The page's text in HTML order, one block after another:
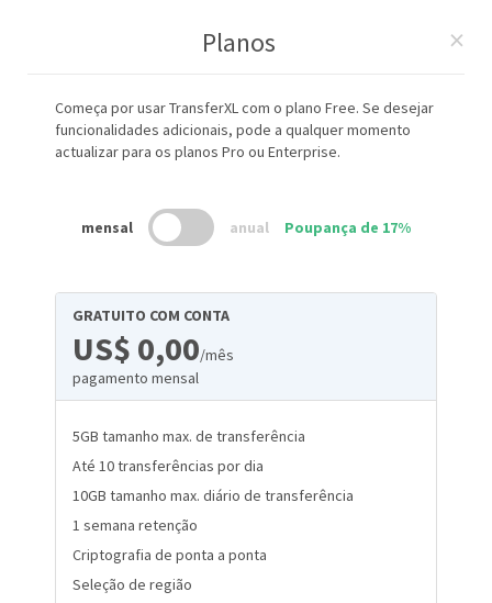
×
Planos
Começa por usar TransferXL com o plano Free. Se desejar
funcionalidades adicionais, pode a qualquer momento
actualizar para os planos Pro ou Enterprise.
mensal anual Poupança de 17%
GRATUITO COM CONTA
US$ 0,00/mês
pagamento mensal
5GB tamanho max. de transferência
Até 10 transferências por dia
10GB tamanho max. diário de transferência
1 semana retenção
Criptografia de ponta a ponta
Seleção de região